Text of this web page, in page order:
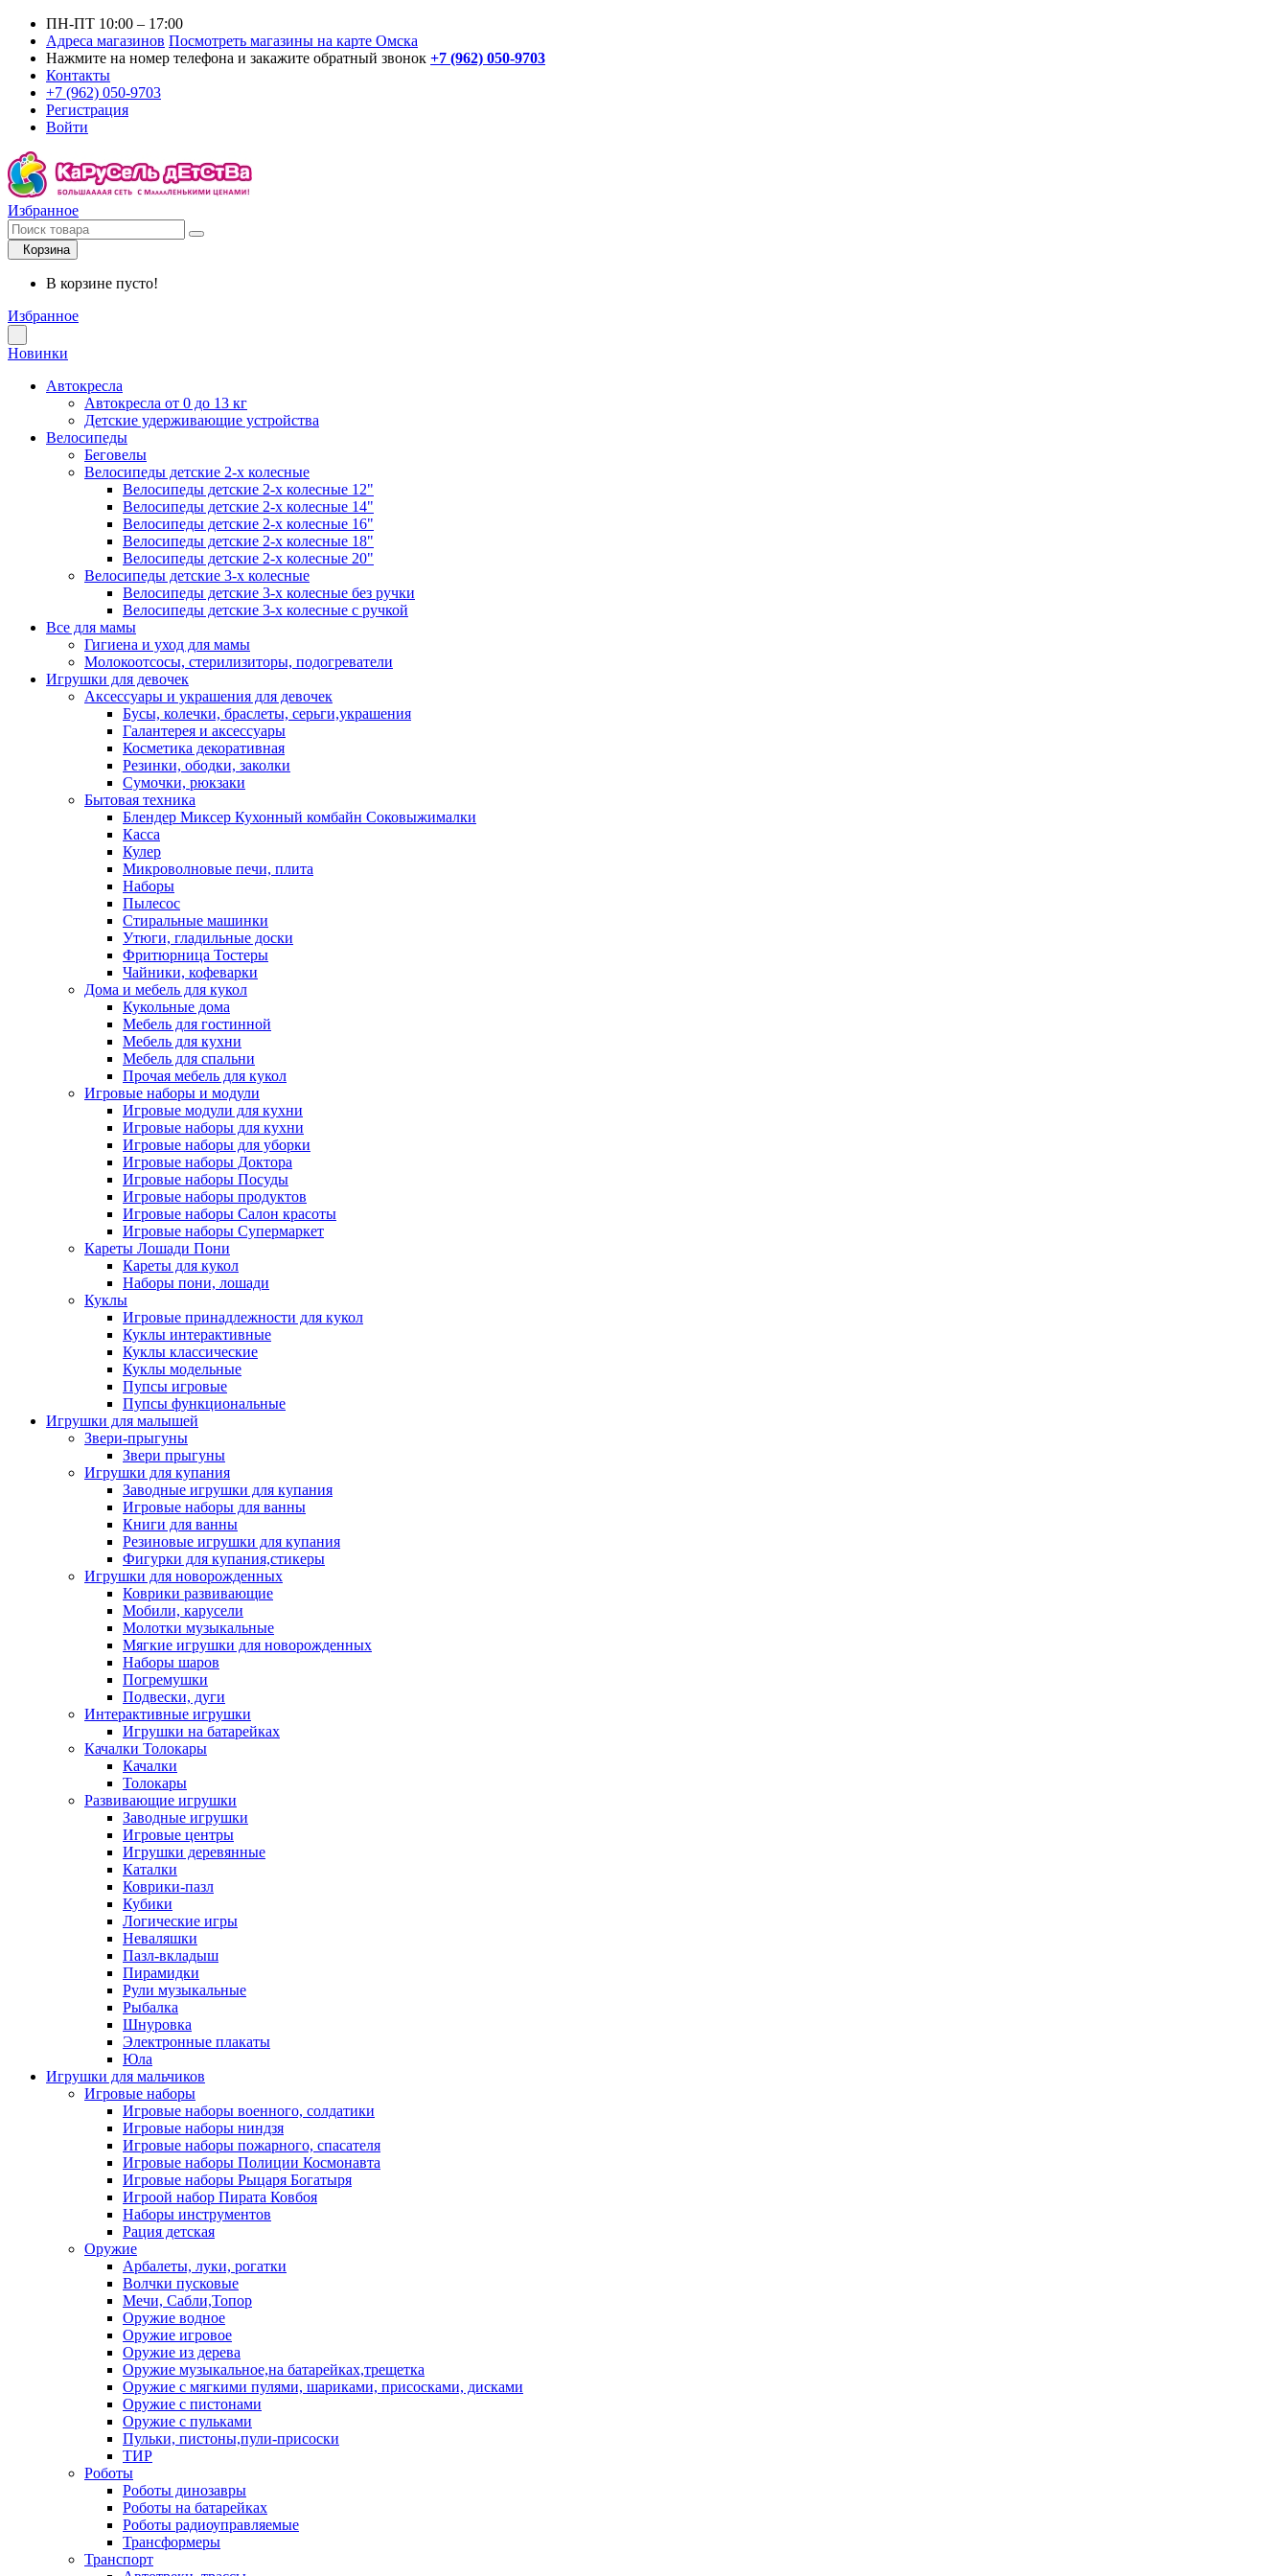
ПН-ПТ 10:00 – 17:00
Адреса магазинов Посмотреть магазины на карте Омска
Нажмите на номер телефона и закажите обратный звонок +7 (962) 050-9703
Контакты
+7 (962) 050-9703
Регистрация
Войти
Избранное
Корзина
В корзине пусто!
Избранное
Новинки
Автокресла
Автокресла от 0 до 13 кг
Детские удерживающие устройства
Велосипеды
Беговелы
Велосипеды детские 2-х колесные
Велосипеды детские 2-х колесные 12"
Велосипеды детские 2-х колесные 14"
Велосипеды детские 2-х колесные 16"
Велосипеды детские 2-х колесные 18"
Велосипеды детские 2-х колесные 20"
Велосипеды детские 3-х колесные
Велосипеды детские 3-х колесные без ручки
Велосипеды детские 3-х колесные с ручкой
Все для мамы
Гигиена и уход для мамы
Молокоотсосы, стерилизиторы, подогреватели
Игрушки для девочек
Аксессуары и украшения для девочек
Бусы, колечки, браслеты, серьги,украшения
Галантерея и аксессуары
Косметика декоративная
Резинки, ободки, заколки
Сумочки, рюкзаки
Бытовая техника
Блендер Миксер Кухонный комбайн Соковыжималки
Касса
Кулер
Микроволновые печи, плита
Наборы
Пылесос
Стиральные машинки
Утюги, гладильные доски
Фритюрница Тостеры
Чайники, кофеварки
Дома и мебель для кукол
Кукольные дома
Мебель для гостинной
Мебель для кухни
Мебель для спальни
Прочая мебель для кукол
Игровые наборы и модули
Игровые модули для кухни
Игровые наборы для кухни
Игровые наборы для уборки
Игровые наборы Доктора
Игровые наборы Посуды
Игровые наборы продуктов
Игровые наборы Салон красоты
Игровые наборы Супермаркет
Кареты Лошади Пони
Кареты для кукол
Наборы пони, лошади
Куклы
Игровые принадлежности для кукол
Куклы интерактивные
Куклы классические
Куклы модельные
Пупсы игровые
Пупсы функциональные
Игрушки для малышей
Звери-прыгуны
Звери прыгуны
Игрушки для купания
Заводные игрушки для купания
Игровые наборы для ванны
Книги для ванны
Резиновые игрушки для купания
Фигурки для купания,стикеры
Игрушки для новорожденных
Коврики развивающие
Мобили, карусели
Молотки музыкальные
Мягкие игрушки для новорожденных
Наборы шаров
Погремушки
Подвески, дуги
Интерактивные игрушки
Игрушки на батарейках
Качалки Толокары
Качалки
Толокары
Развивающие игрушки
Заводные игрушки
Игровые центры
Игрушки деревянные
Каталки
Коврики-пазл
Кубики
Логические игры
Неваляшки
Пазл-вкладыш
Пирамидки
Рули музыкальные
Рыбалка
Шнуровка
Электронные плакаты
Юла
Игрушки для мальчиков
Игровые наборы
Игровые наборы военного, солдатики
Игровые наборы ниндзя
Игровые наборы пожарного, спасателя
Игровые наборы Полиции Космонавта
Игровые наборы Рыцаря Богатыря
Игроой набор Пирата Ковбоя
Наборы инструментов
Рация детская
Оружие
Арбалеты, луки, рогатки
Волчки пусковые
Мечи, Сабли,Топор
Оружие водное
Оружие игровое
Оружие из дерева
Оружие музыкальное,на батарейках,трещетка
Оружие с мягкими пулями, шариками, присосками, дисками
Оружие с пистонами
Оружие с пульками
Пульки, пистоны,пули-присоски
ТИР
Роботы
Роботы динозавры
Роботы на батарейках
Роботы радиоуправляемые
Трансформеры
Транспорт